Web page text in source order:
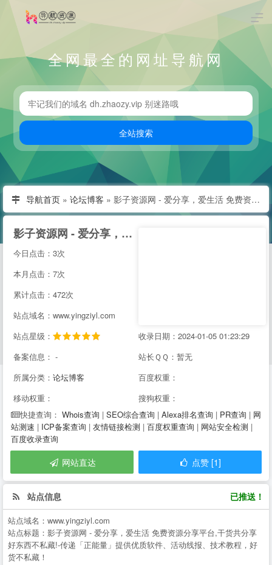
全网最全的网址导航网
导航首页 » 论坛博客 » 影子资源网 - 爱分享，爱生活 免费资源分享平台,干货共分享 好东西不私藏!-传递「正能量」提供优质软件、活动线报、技术教程，好货不私藏！
影子资源网 - 爱分享，爱生活 免费资源分享平台,干货共分享 好东西不私藏!-传递「正能量」提供优质软件、活动线报、技术教程，好货不私藏！
今日点击：3次
本月点击：7次
累计点击：472次
站点域名：www.yingziyl.com
站点星级：
收录日期：2024-01-05 01:23:29
备案信息： -
站长ＱＱ：暂无
所属分类： 论坛博客
百度权重：
移动权重：
搜狗权重：
快捷查询： Whois查询 | SEO综合查询 | Alexa排名查询 | PR查询 | 网
站测速 | ICP备案查询 | 友情链接检测 | 百度权重查询 | 网站安全检测 |
百度收录查询
网站直达 点赞 [1]
站点信息 已推送！
站点域名： www.yingziyl.com
站点标题： 影子资源网 - 爱分享，爱生活 免费资源分享平台,干货共分享
好东西不私藏!-传递「正能量」提供优质软件、活动线报、技术教程，好
货不私藏！